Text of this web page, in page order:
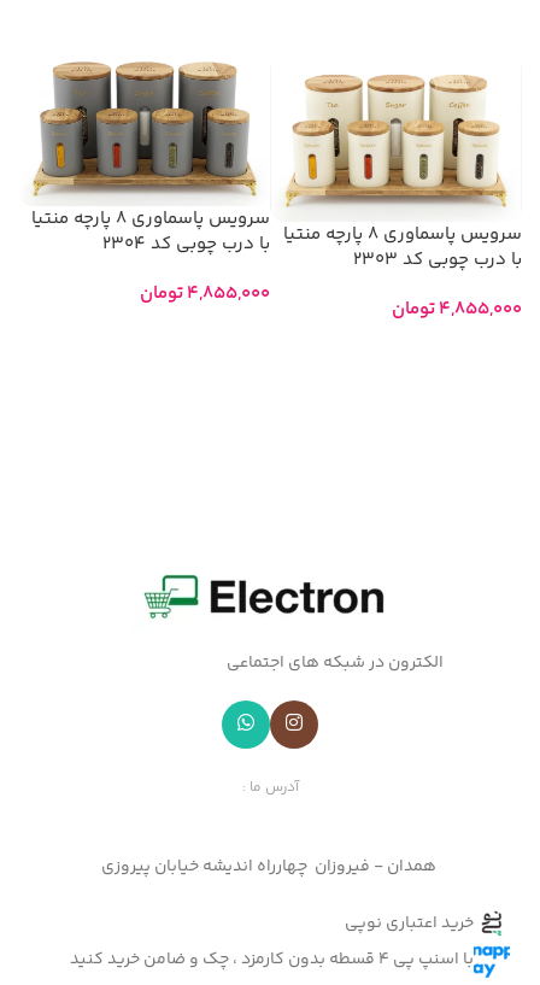
سرویس پاسماوری 8 پارچه منتیا
با درب چوبی کد 2303
4,855,000تومان
سرویس پاسماوری 8 پارچه منتیا
با درب چوبی کد 2304
4,855,000تومان
الکترون در شبکه های اجتماعی
آدرس ما :
همدان - فیروزان چهارراه اندیشه خیابان پیروزی
خرید اعتباری نوپی
با اسنپ پی 4 قسطه بدون کارمزد ، چک و ضامن خرید کنید